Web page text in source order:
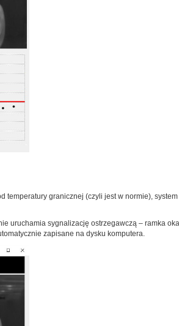
granicznej (czyli jest w normie),
uruchamia sygnalizację ostrzegawczą – ramka
zapisane na dysku komputera.